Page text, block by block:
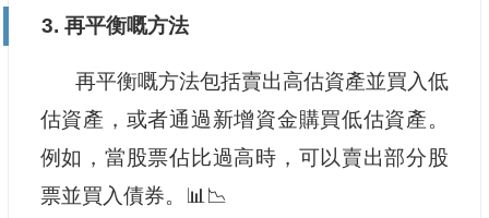
3. 再平衡嘅方法
再平衡嘅方法包括賣出高估資產並買入低
估資產，或者通過新增資金購買低估資產。
例如，當股票佔比過高時，可以賣出部分股
票並買入債券。📊📉